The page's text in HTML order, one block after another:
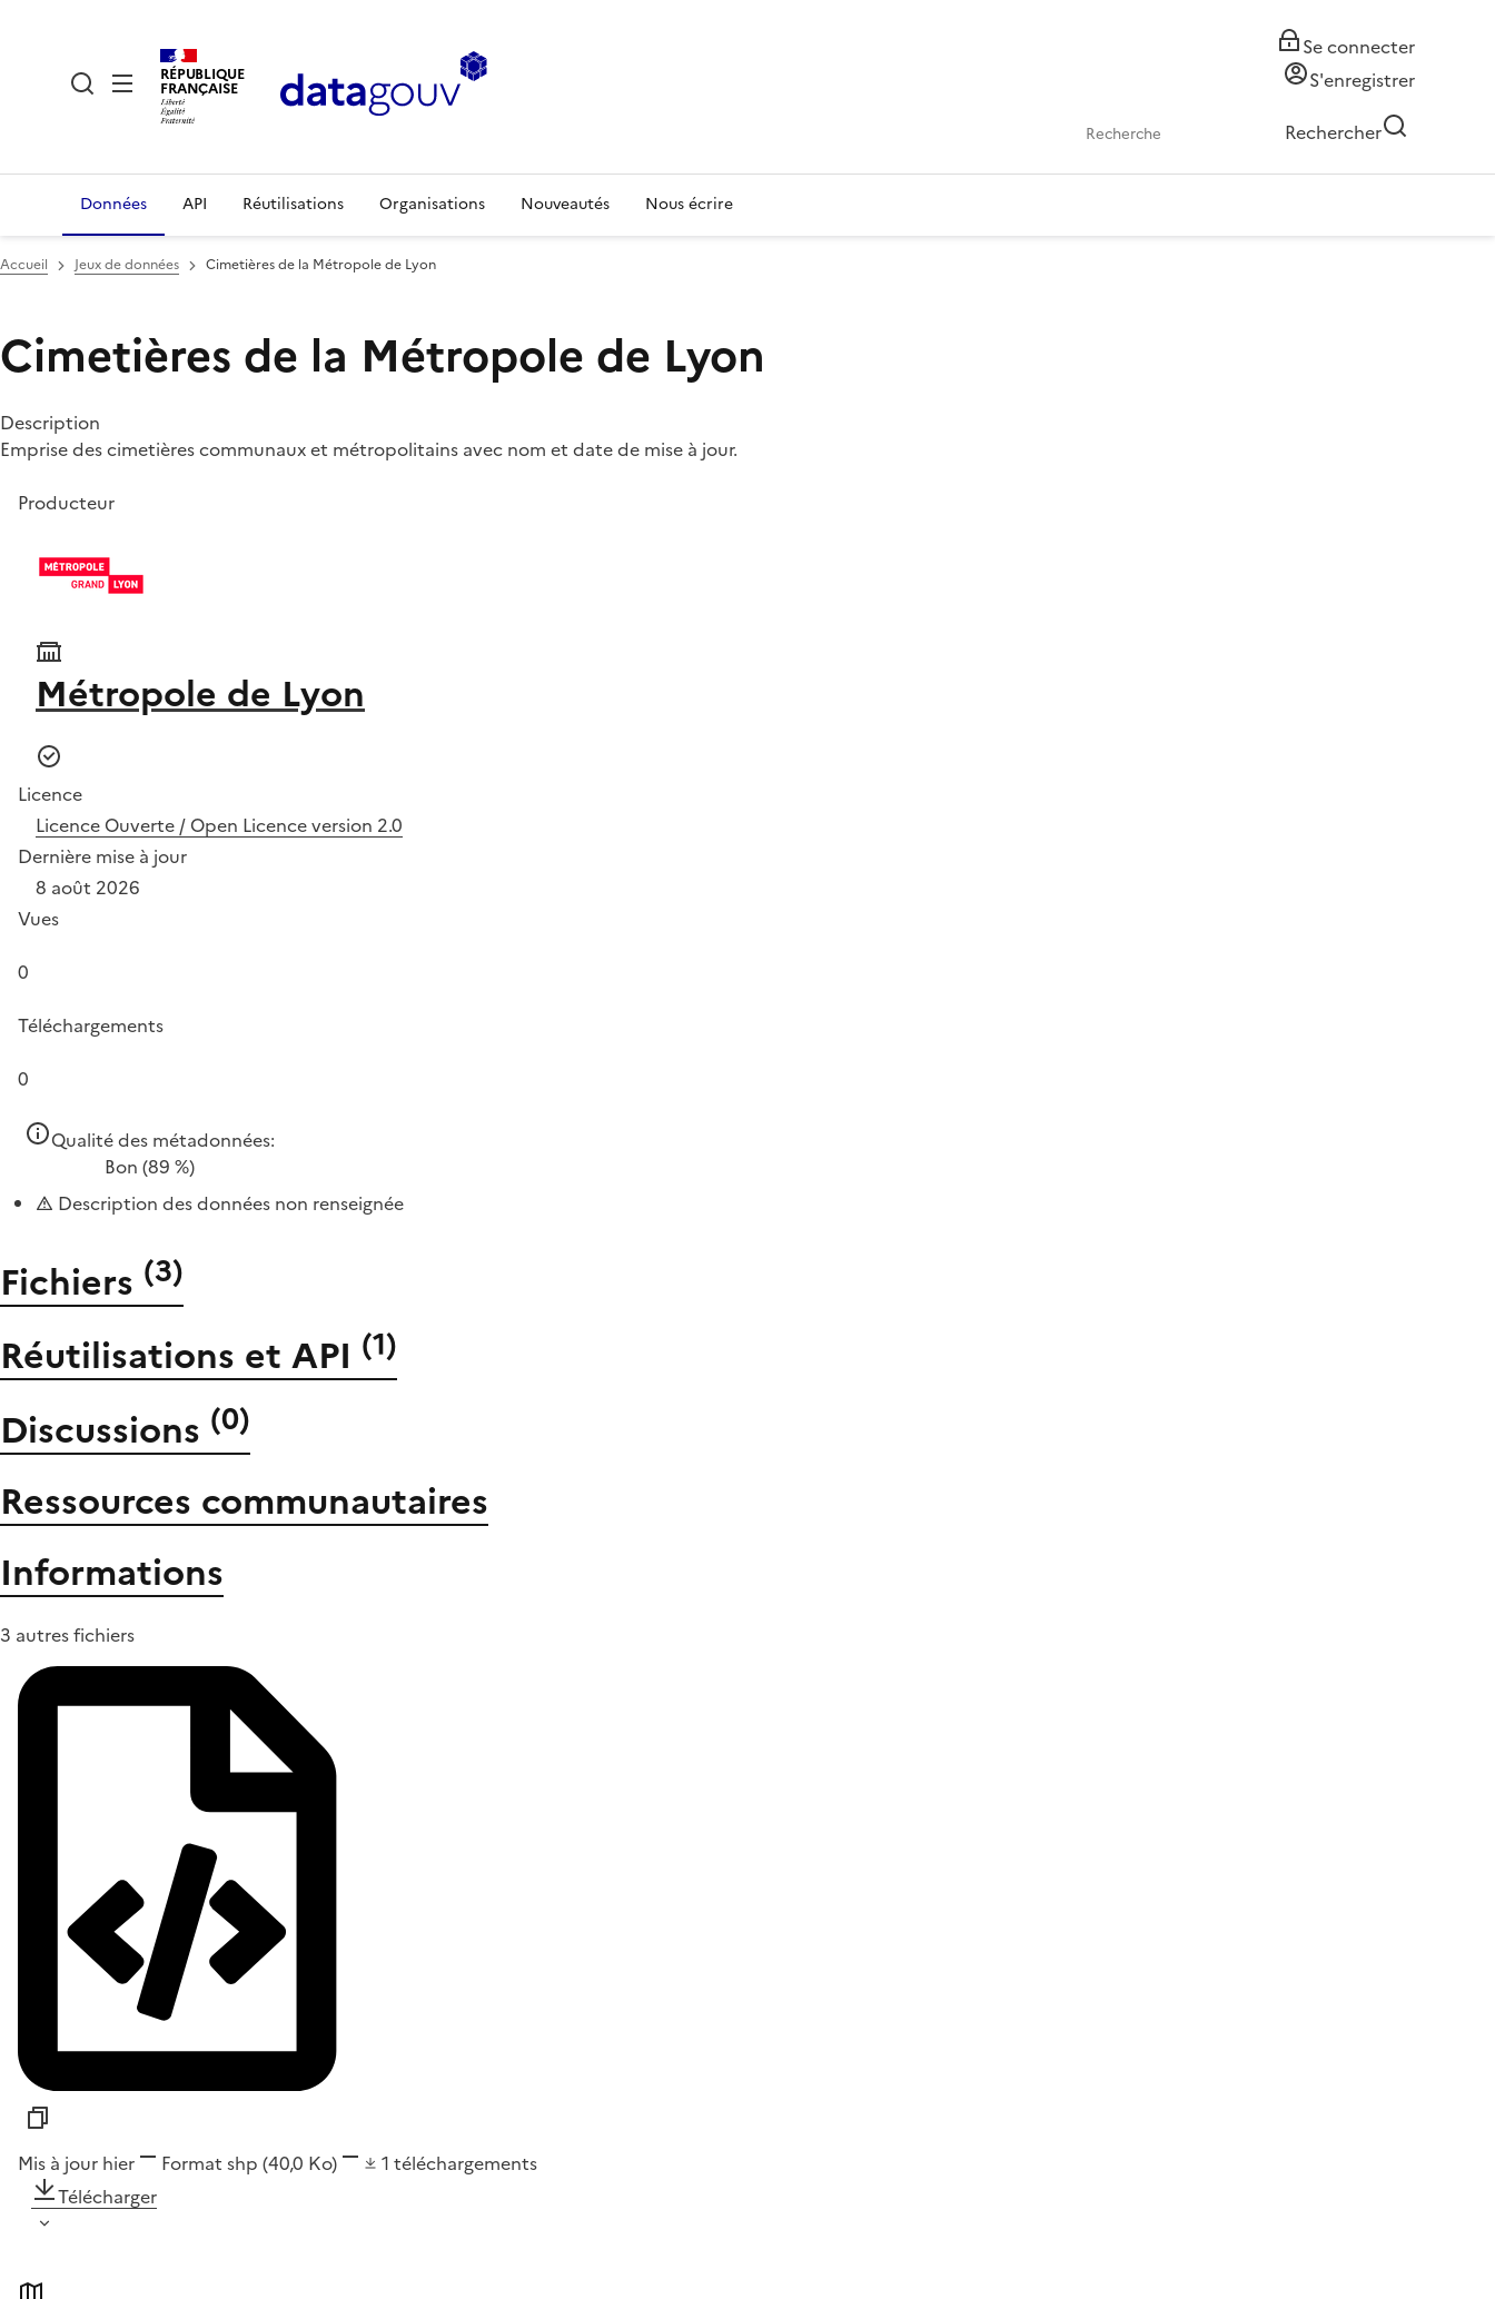
RÉPUBLIQUE
FRANÇAISE
Se connecter
S'enregistrer
Rechercher
Données API Réutilisations Organisations Nouveautés Nous écrire
Accueil Jeux de données Cimetières de la Métropole de Lyon
Cimetières de la Métropole de Lyon
Description
Emprise des cimetières communaux et métropolitains avec nom et date de mise à jour.
Producteur
Métropole de Lyon
Licence
Licence Ouverte / Open Licence version 2.0
Dernière mise à jour
8 août 2026
Vues
0
Téléchargements
0
Qualité des métadonnées:
Bon (89 %)
Description des données non renseignée
Fichiers (3)
Réutilisations et API (1)
Discussions (0)
Ressources communautaires
Informations
3 autres fichiers
Mis à jour hier Format shp (40,0 Ko) 1 téléchargements
Télécharger